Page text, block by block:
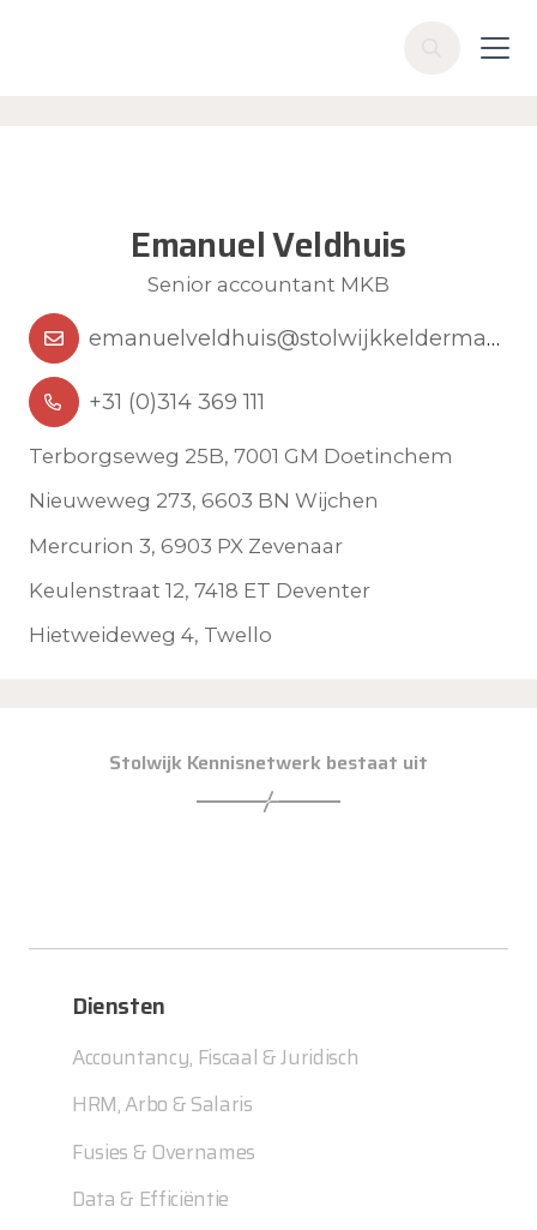
Emanuel Veldhuis
Senior accountant MKB
emanuelveldhuis@stolwijkkelderman.
nl
+31 (0)314 369 111
Terborgseweg 25B, 7001 GM Doetinchem
Nieuweweg 273, 6603 BN Wijchen
Mercurion 3, 6903 PX Zevenaar
Keulenstraat 12, 7418 ET Deventer
Hietweideweg 4, Twello
Stolwijk Kennisnetwerk bestaat uit
Diensten
Accountancy, Fiscaal & Juridisch
HRM, Arbo & Salaris
Fusies & Overnames
Data & Efficiëntie